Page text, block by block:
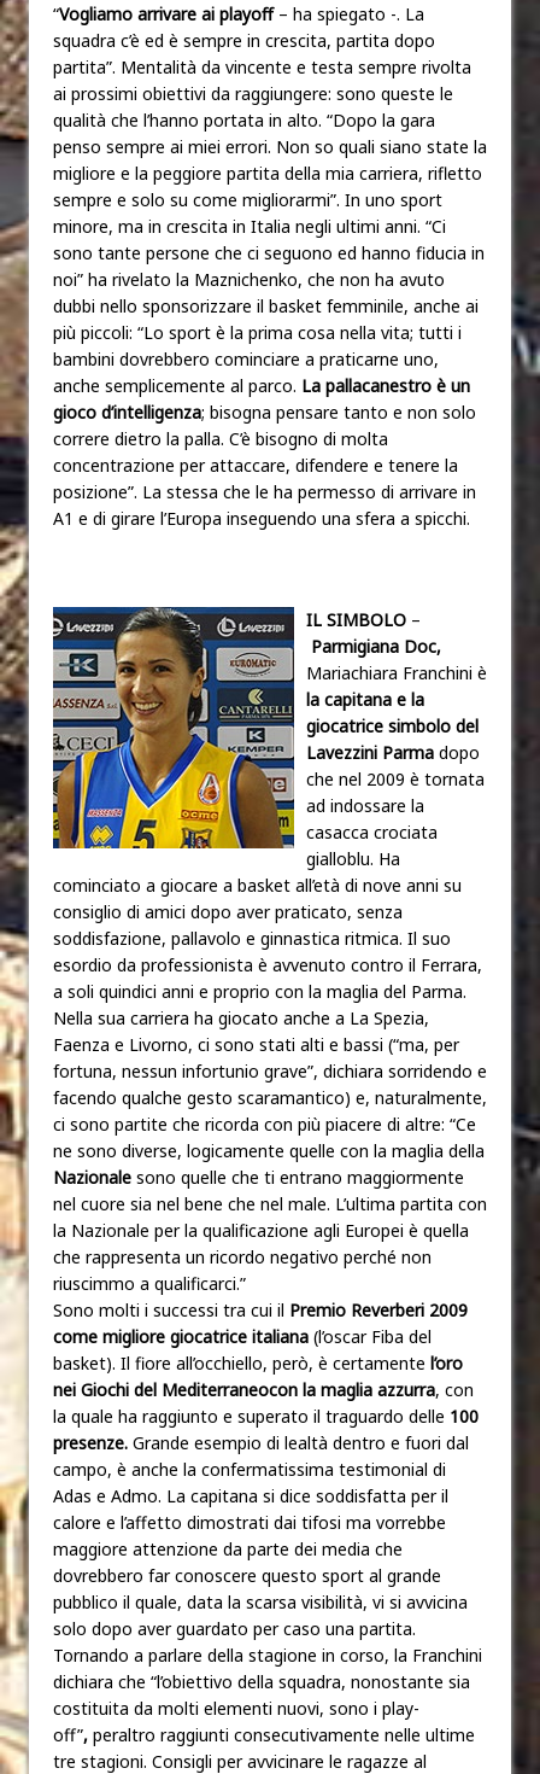
“Vogliamo arrivare ai playoff– ha spiegato -. La
squadra c’è ed è sempre in crescita, partita dopo
partita”. Mentalità da vincente e testa sempre rivolta
ai prossimi obiettivi da raggiungere: sono queste le
qualità che l’hanno portata in alto. “Dopo la gara
penso sempre ai miei errori. Non so quali siano state la
migliore e la peggiore partita della mia carriera, rifletto
sempre e solo su come migliorarmi”. In uno sport
minore, ma in crescita in Italia negli ultimi anni. “Ci
sono tante persone che ci seguono ed hanno fiducia in
noi” ha rivelato la Maznichenko, che non ha avuto
dubbi nello sponsorizzare il basket femminile, anche ai
più piccoli: “Lo sport è la prima cosa nella vita; tutti i
bambini dovrebbero cominciare a praticarne uno,
anche semplicemente al parco. La pallacanestro è un
gioco d’intelligenza; bisogna pensare tanto e non solo
correre dietro la palla. C’è bisogno di molta
concentrazione per attaccare, difendere e tenere la
posizione”. La stessa che le ha permesso di arrivare in
A1 e di girare l’Europa inseguendo una sfera a spicchi.
IL SIMBOLO –
Parmigiana Doc,
Mariachiara Franchini è
la capitana e la
giocatrice simbolo del
Lavezzini Parma dopo
che nel 2009 è tornata
ad indossare la
casacca crociata
gialloblu. Ha
cominciato a giocare a basket all’età di nove anni su
consiglio di amici dopo aver praticato, senza
soddisfazione, pallavolo e ginnastica ritmica. Il suo
esordio da professionista è avvenuto contro il Ferrara,
a soli quindici anni e proprio con la maglia del Parma.
Nella sua carriera ha giocato anche a La Spezia,
Faenza e Livorno, ci sono stati alti e bassi (“ma, per
fortuna, nessun infortunio grave”, dichiara sorridendo e
facendo qualche gesto scaramantico) e, naturalmente,
ci sono partite che ricorda con più piacere di altre: “Ce
ne sono diverse, logicamente quelle con la maglia della
Nazionale sono quelle che ti entrano maggiormente
nel cuore sia nel bene che nel male. L’ultima partita con
la Nazionale per la qualificazione agli Europei è quella
che rappresenta un ricordo negativo perché non
riuscimmo a qualificarci.”
Sono molti i successi tra cui il Premio Reverberi 2009
come migliore giocatrice italiana (l’oscar Fiba del
basket). Il fiore all’occhiello, però, è certamente l’oro
nei Giochi del Mediterraneocon la maglia azzurra, con
la quale ha raggiunto e superato il traguardo delle 100
presenze. Grande esempio di lealtà dentro e fuori dal
campo, è anche la confermatissima testimonial di
Adas e Admo. La capitana si dice soddisfatta per il
calore e l’affetto dimostrati dai tifosi ma vorrebbe
maggiore attenzione da parte dei media che
dovrebbero far conoscere questo sport al grande
pubblico il quale, data la scarsa visibilità, vi si avvicina
solo dopo aver guardato per caso una partita.
Tornando a parlare della stagione in corso, la Franchini
dichiara che “l’obiettivo della squadra, nonostante sia
costituita da molti elementi nuovi, sono i play-
off”, peraltro raggiunti consecutivamente nelle ultime
tre stagioni. Consigli per avvicinare le ragazze al